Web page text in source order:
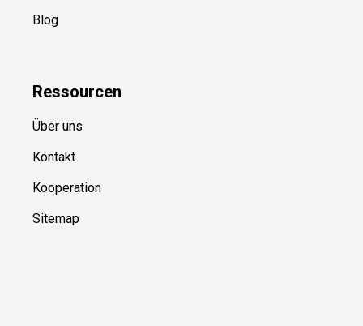
Blog
Ressourcen
Über uns
Kontakt
Kooperation
Sitemap